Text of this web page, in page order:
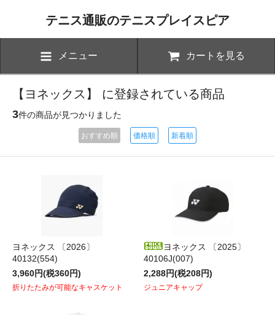
テニス通販のテニスプレイスピア
メニュー カートを見る
【ヨネックス】 に登録されている商品
3件の商品が見つかりました
おすすめ順 価格順 新着順
ヨネックス 〔2026〕
40132(554)
3,960円(税360円)
折りたたみが可能なキャスケット
ヨネックス 〔2025〕
40106J(007)
2,288円(税208円)
ジュニアキャップ